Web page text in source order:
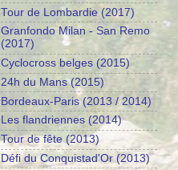
Tour de Lombardie (2017)
Granfondo Milan - San Remo
(2017)
Cyclocross belges (2015)
24h du Mans (2015)
Bordeaux-Paris (2013 / 2014)
Les flandriennes (2014)
Tour de fête (2013)
Défi du Conquistad'Or (2013)